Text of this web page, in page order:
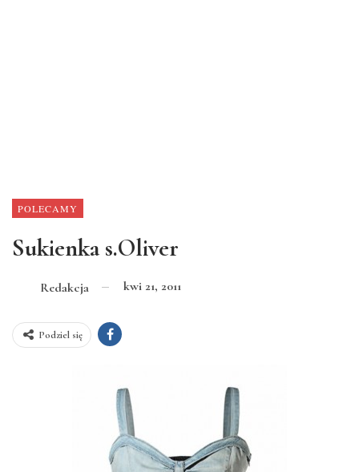
POLECAMY
Sukienka s.Oliver
Redakcja kwi 21, 2011
Podziel się